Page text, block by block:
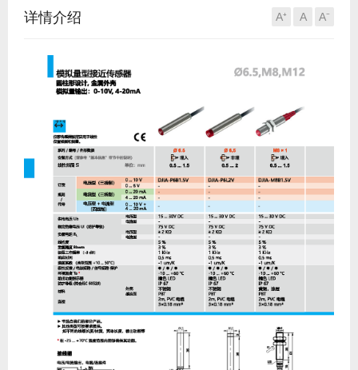
详情介绍 A⁺ A A⁻